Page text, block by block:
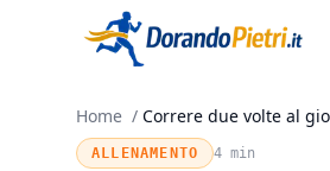
Home / Correre due volte al
ALLENAMENTO 4 min